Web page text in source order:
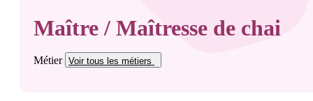
Maître / Maîtresse de chai
Métier Voir tous les métiers